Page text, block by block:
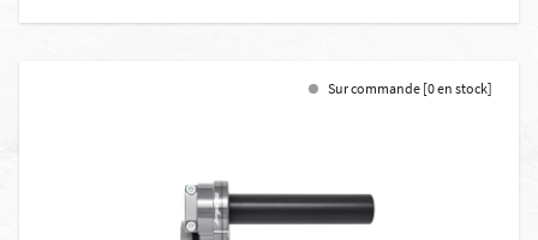
Sur commande [0 en stock]